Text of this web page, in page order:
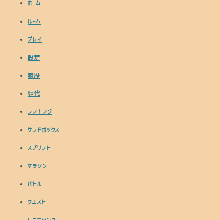
ホーム
ルーム
プレイ
設定
履歴
歴代
ランキング
サンドボックス
スプリント
マラソン
バトル
クエスト